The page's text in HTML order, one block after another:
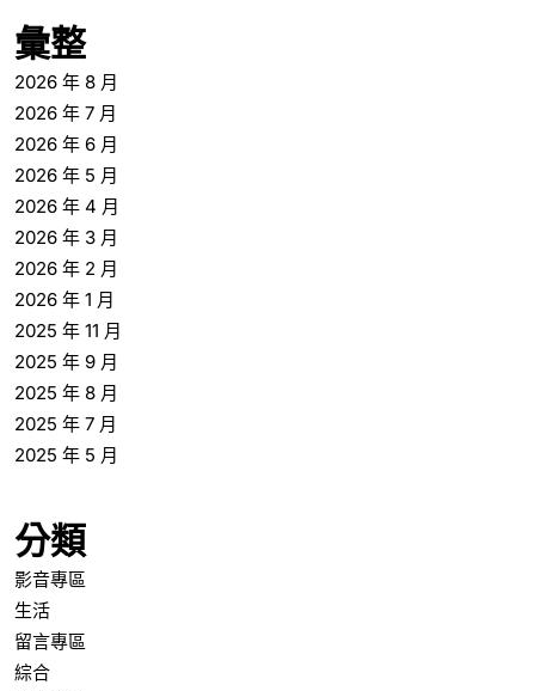
彙整
2026 年 8 月
2026 年 7 月
2026 年 6 月
2026 年 5 月
2026 年 4 月
2026 年 3 月
2026 年 2 月
2026 年 1 月
2025 年 11 月
2025 年 9 月
2025 年 8 月
2025 年 7 月
2025 年 5 月
分類
影音專區
生活
留言專區
綜合